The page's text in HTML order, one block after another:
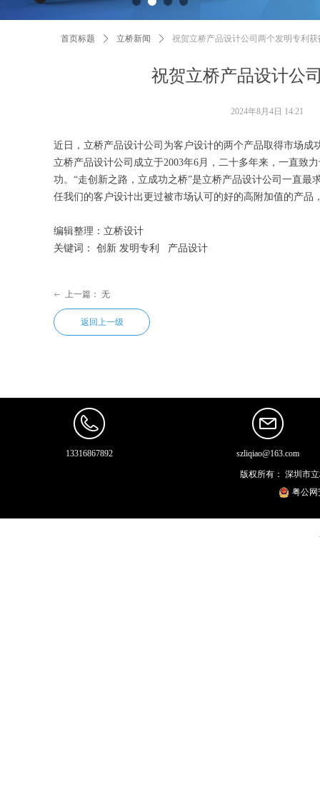
祝贺立桥产品设计公
首页标题 ꄲ 立桥新闻 ꄲ 祝贺立桥产品设计公司两个发明专利
近日，立桥产品设计公司为客户设计的两个产品取得市场
立桥产品设计公司成立于2003年6月，二十多年来，一直致
功。“走创新之路，立成功之桥”是立桥产品设计公司一直
任我们的客户设计出更过被市场认可的好的高附加值的产品
编辑整理：立桥设计
关键词： 创新 发明专利 产品设计
2024年8月4日 14:21
ꂃ 上一篇： 无
返回上一级
版权所有： 深圳市
13316867892 szliqiao@163.com
粤公